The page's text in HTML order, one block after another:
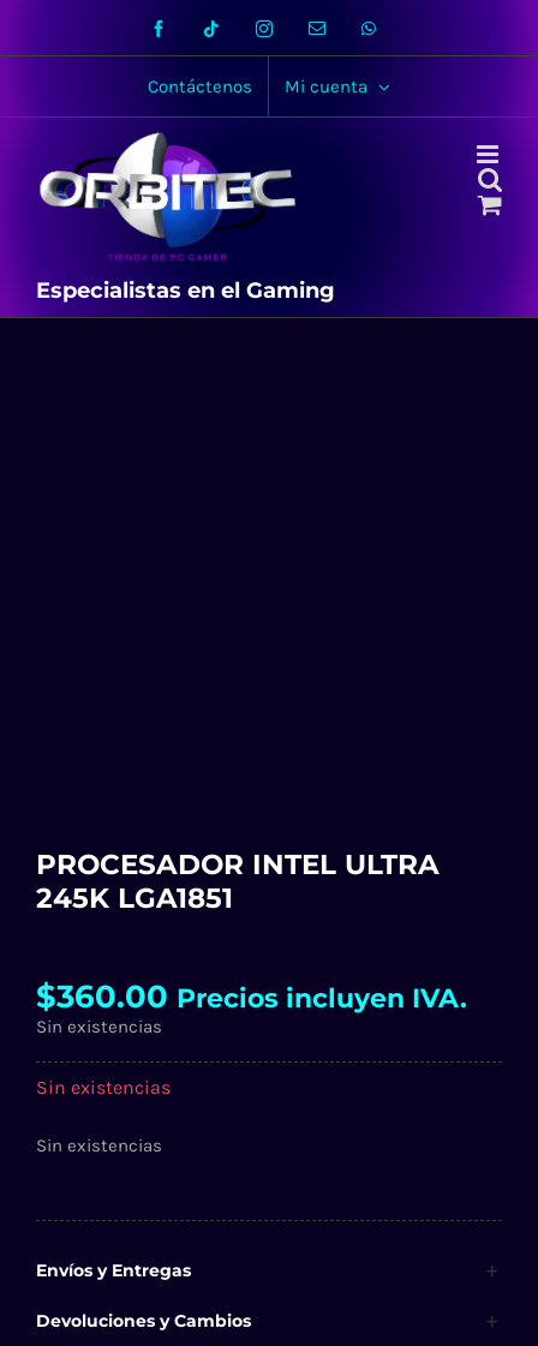
Facebook Tiktok InstagramEmail WhatsApp
Contáctenos Mi cuenta
Especialistas en el Gaming
PROCESADOR INTEL ULTRA
245K LGA1851
$360.00 Precios incluyen IVA.
Sin existencias
Sin existencias
Sin existencias
Envíos y Entregas
Devoluciones y Cambios